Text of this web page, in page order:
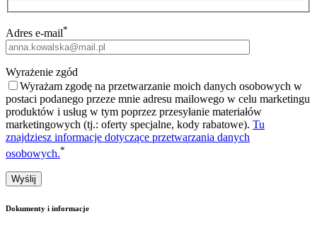
Adres e-mail*
Wyrażenie zgód
Wyrażam zgodę na przetwarzanie moich danych osobowych w
postaci podanego przeze mnie adresu mailowego w celu marketingu
produktów i usług w tym poprzez przesyłanie materiałów
marketingowych (tj.: oferty specjalne, kody rabatowe). Tu
znajdziesz informacje dotyczące przetwarzania danych
osobowych.*
Dokumenty i informacje